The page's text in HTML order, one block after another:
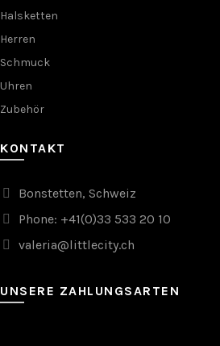
Halsketten
Herren
Schmuck
Uhren
Zubehör
KONTAKT
Bonstetten, Schweiz
Phone: +41(0)33 533 20 10
valeria@littlecity.ch
UNSERE ZAHLUNGSARTEN